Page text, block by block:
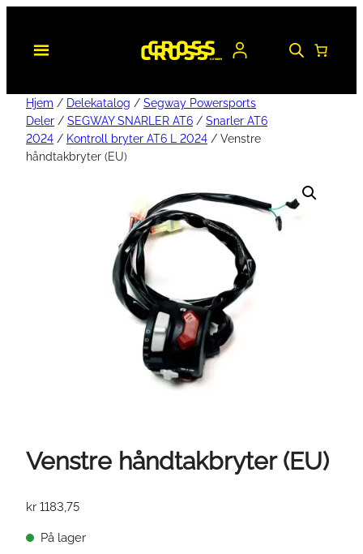
Hjem / Delekatalog / Segway Powersports
Deler / SEGWAY SNARLER AT6 / Snarler AT6
2024 / Kontroll bryter AT6 L 2024 / Venstre
håndtakbryter (EU)
Venstre håndtakbryter (EU)
kr 1183,75
På lager